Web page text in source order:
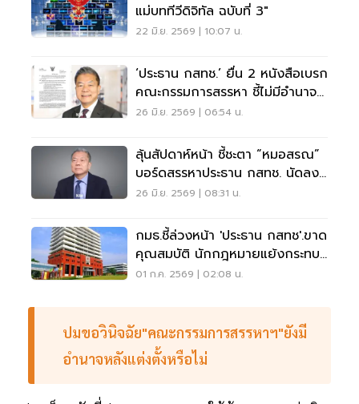
แม่บททีวีดิจิทัล ฉบับที่ 3"
22 มิ.ย. 2569 | 10:07 น.
‘ประธาน กสทช.’ ยื่น 2 หนังสือเบรก
คณะกรรมการสรรหา ชี้ไม่มีอำนาจ-
ขาดความเป็นกลาง
26 มิ.ย. 2569 | 06:54 น.
ลุ้นสัปดาห์หน้า ชี้ชะตา “หมอสรณ”
บอร์ดสรรหาประธาน กสทช. นัดลง
มติปมคุณสมบัติ
26 มิ.ย. 2569 | 08:31 น.
กมธ.ชี้ล่วงหน้า 'ประธาน กสทช'.ขาด
คุณสมบัติ นักกฎหมายแย้งกระทบ
ความเป็นกลาง
01 ก.ค. 2569 | 02:08 น.
ปมขอวินิจฉัย"คณะกรรมการสรรหาฯ"ยังมี
อำนาจหลังแต่งตั้งหรือไม่